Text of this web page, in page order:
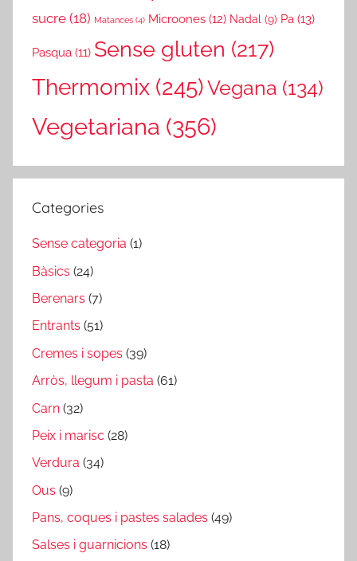
sucre (18) Matances (4) Microones (12) Nadal (9) Pa (13)
Pasqua (11) Sense gluten (217)
Thermomix (245)Vegana (134)
Vegetariana (356)
Categories
Sense categoria (1)
Bàsics (24)
Berenars (7)
Entrants (51)
Cremes i sopes (39)
Arròs, llegum i pasta (61)
Carn (32)
Peix i marisc (28)
Verdura (34)
Ous (9)
Pans, coques i pastes salades (49)
Salses i guarnicions (18)